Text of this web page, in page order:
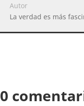
Autor
La verdad es más
0